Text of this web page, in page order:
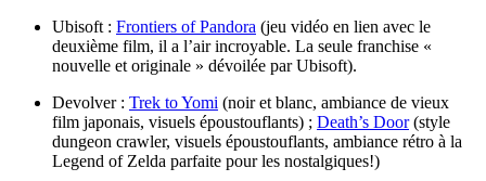
Ubisoft : Frontiers of Pandora (jeu vidéo en lien avec le
deuxième film, il a l’air incroyable. La seule franchise «
nouvelle et originale » dévoilée par Ubisoft).
Devolver : Trek to Yomi (noir et blanc, ambiance de vieux
film japonais, visuels époustouflants) ; Death’s Door(style
dungeon crawler, visuels époustouflants, ambiance rétro à la
Legend of Zelda parfaite pour les nostalgiques!)